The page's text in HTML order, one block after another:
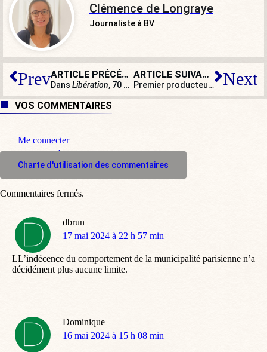
Clémence de Longraye
Journaliste à BV
Prev ARTICLE PRÉCÉDENT
Dans Libération, 70 organisations appellent à ne pas voter pour les « extrêmes droites »
ARTICLE SUIVANT
Premier producteur de patates, la France importe ses chips : cherchez l’erreur Next
VOS COMMENTAIRES
Me connecter
M'inscrire à l'espace commentaire
Charte d'utilisation des commentaires
dbrun
dit
17 mai 2024 à 22 h 57 min
LL’indécence du comportement de la municipalité parisienne n’a
décidément plus aucune limite.
Dominique
dit
16 mai 2024 à 15 h 08 min
Commentaires fermés.